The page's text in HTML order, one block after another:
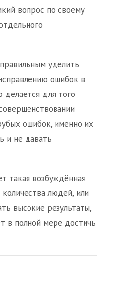
вопрос по своему
уделить
ошибок в
делается для того
ошибок, именно их
и не давать
такая возбуждённая
людей, или
высокие результаты,
в полной мере достичь